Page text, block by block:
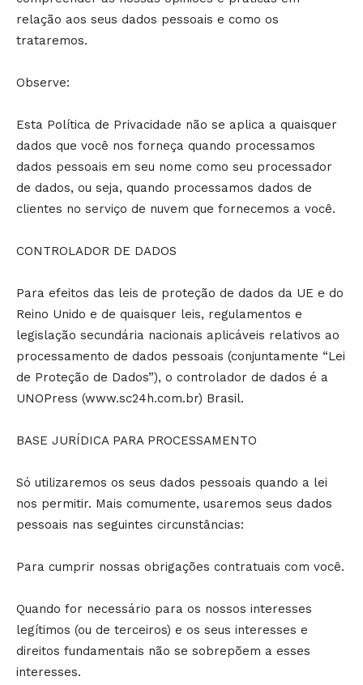
relação aos seus dados pessoais e como os
trataremos.
Observe:
Esta Política de Privacidade não se aplica a quaisquer
dados que você nos forneça quando processamos
dados pessoais em seu nome como seu processador
de dados, ou seja, quando processamos dados de
clientes no serviço de nuvem que fornecemos a você.
CONTROLADOR DE DADOS
Para efeitos das leis de proteção de dados da UE e do
Reino Unido e de quaisquer leis, regulamentos e
legislação secundária nacionais aplicáveis relativos ao
processamento de dados pessoais (conjuntamente “Lei
de Proteção de Dados”), o controlador de dados é a
UNOPress (www.sc24h.com.br) Brasil.
BASE JURÍDICA PARA PROCESSAMENTO
Só utilizaremos os seus dados pessoais quando a lei
nos permitir. Mais comumente, usaremos seus dados
pessoais nas seguintes circunstâncias:
Para cumprir nossas obrigações contratuais com você.
Quando for necessário para os nossos interesses
legítimos (ou de terceiros) e os seus interesses e
direitos fundamentais não se sobrepõem a esses
interesses.